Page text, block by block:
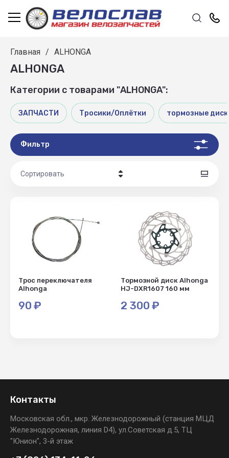
Главная / ALHONGA
ALHONGA
Категории с товарами "ALHONGA":
ЗАПЧАСТИ Тросики/Оплётки тормозные
Фильтр
Сортировать
Название - Я-А
Название - А-Я
Трос переключателя
Alhonga
90 ₽
Тормозной диск Alhonga
HJ-DXR1607 160 мм
2 300 ₽
Контакты
Московская обл., мкр. Железнодорожный (станция МЦД
Железнодорожная, линия D4), ул.Советская д.5, ТЦ
"Юнион", 3-й этаж